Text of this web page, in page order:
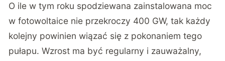
O ile w tym roku spodziewana zainstalowana moc
w fotowoltaice nie przekroczy 400 GW, tak każdy
kolejny powinien wiązać się z pokonaniem tego
pułapu. Wzrost ma być regularny i zauważalny,